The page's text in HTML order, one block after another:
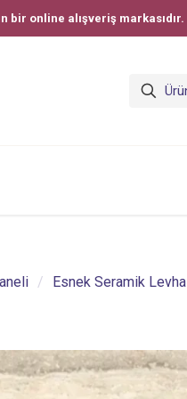
bir online alışveriş markasıdır.
/ Esnek Seramik Levha